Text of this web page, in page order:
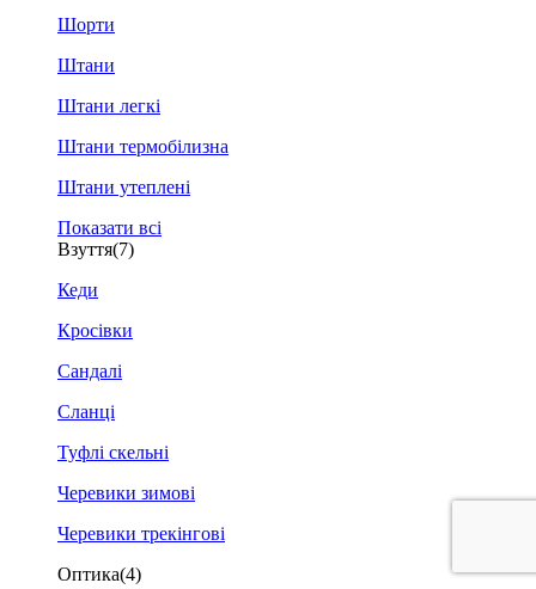
Шорти
Штани
Штани легкі
Штани термобілизна
Штани утеплені
Показати всі
Взуття(7)
Кеди
Кросівки
Сандалі
Сланці
Туфлі скельні
Черевики зимові
Черевики трекінгові
Оптика(4)